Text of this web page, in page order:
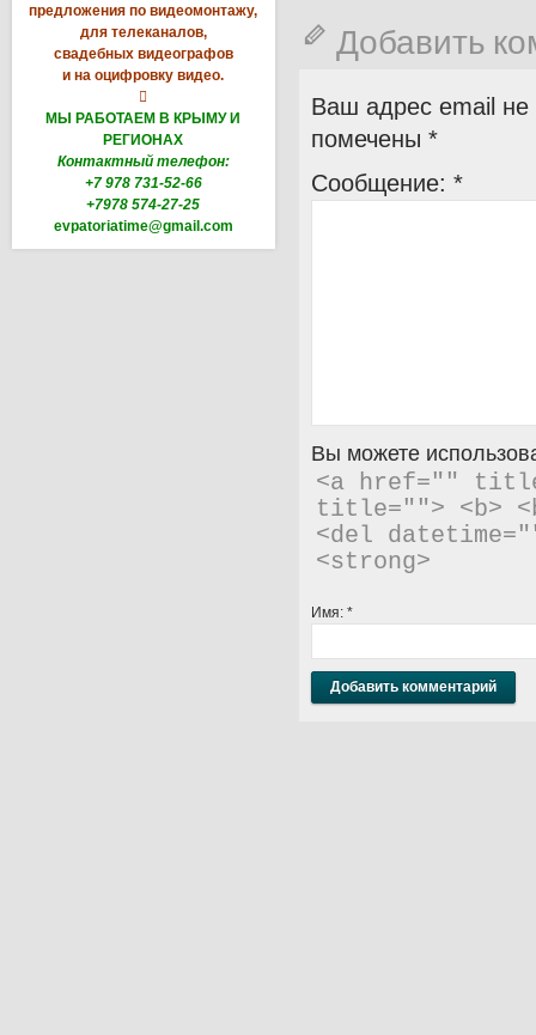
предложения по видеомонтажу,
для телеканалов,
свадебных видеографов
и на оцифровку видео.

МЫ РАБОТАЕМ В КРЫМУ И
РЕГИОНАХ
Контактный телефон:
+7 978 731-52-66
+7978 574-27-25
evpatoriatime@gmail.com
Добавить
Ваш адрес email не
помечены *
Сообщение: *
Вы можете
<a href=""
title=""> <b>
<del
<strong>
Имя: *